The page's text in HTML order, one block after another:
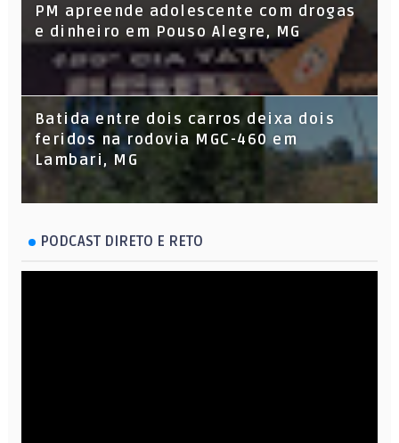
PM apreende adolescente com drogas
e dinheiro em Pouso Alegre, MG
Batida entre dois carros deixa dois
feridos na rodovia MGC-460 em
Lambari, MG
PODCAST DIRETO E RETO